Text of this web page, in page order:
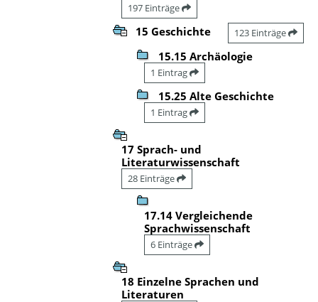
197 Einträge
15 Geschichte 123 Einträge
15.15 Archäologie
1 Eintrag
15.25 Alte Geschichte
1 Eintrag
17 Sprach- und
Literaturwissenschaft
28 Einträge
17.14 Vergleichende
Sprachwissenschaft
6 Einträge
18 Einzelne Sprachen und
Literaturen